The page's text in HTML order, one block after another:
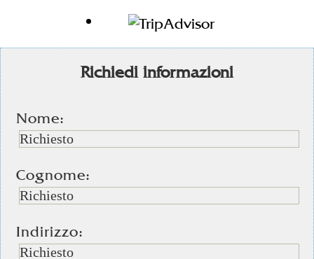
Richiedi informazioni
Nome:
Cognome:
Indirizzo: